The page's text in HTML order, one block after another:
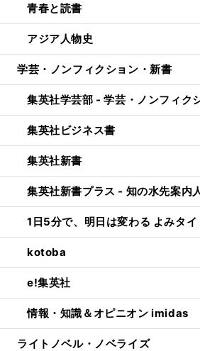
青春と読書
アジア人物史
学芸・ノンフィクション・新書
集英社学芸部 - 学芸・ノンフィク
集英社ビジネス書
集英社新書
集英社新書プラス - 知の水先案内
1日5分で、明日は変わる よみタ
kotoba
e!集英社
情報・知識＆オピニオン imidas
ライトノベル・ノベライズ